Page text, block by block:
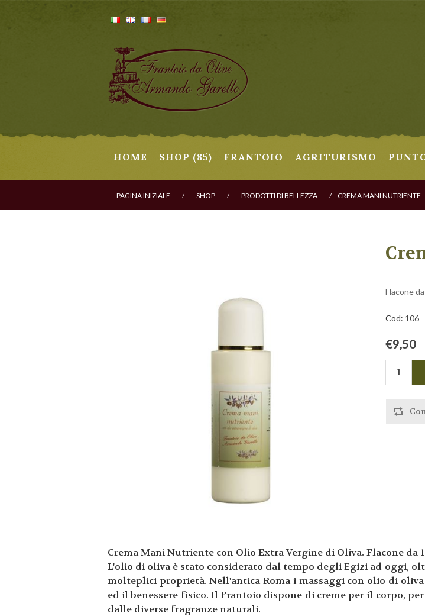
HOME SHOP (85) FRANTOIO AGRITURISMO
PAGINA INIZIALE / SHOP / PRODOTTI DI BELLEZZA / CREMA MANI NUTRIENTE
Flacone
Cod: 106
€9,50
Crema Mani Nutriente con Olio Extra Vergine di Oliva. Flacone da
L'olio di oliva è stato considerato dal tempo degli Egizi ad oggi,
molteplici proprietà. Nell'antica Roma i massaggi con olio di
ed il benessere fisico. Il Frantoio dispone di creme per il corpo,
dalle diverse fragranze naturali.